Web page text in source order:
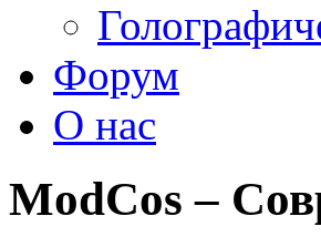
Форум
О нас
ModCos –